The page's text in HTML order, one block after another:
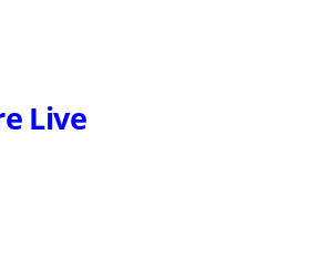
Live